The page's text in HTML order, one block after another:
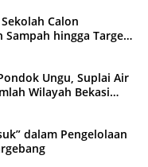
Calon
Sampah hingga Target
Ungu, Suplai Air
Wilayah Bekasi
dalam Pengelolaan